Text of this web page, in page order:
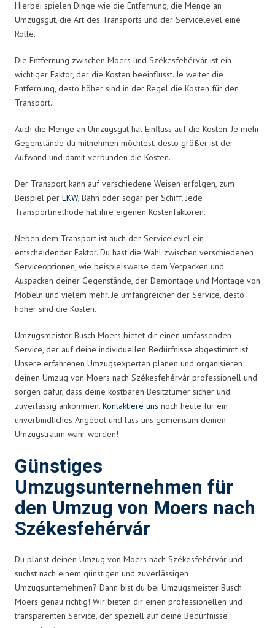
Hierbei spielen Dinge wie die Entfernung, die Menge an
Umzugsgut, die Art des Transports und der Servicelevel eine
Rolle.
Die Entfernung zwischen Moers und Székesfehérvár ist ein
wichtiger Faktor, der die Kosten beeinflusst. Je weiter die
Entfernung, desto höher sind in der Regel die Kosten für den
Transport.
Auch die Menge an Umzugsgut hat Einfluss auf die Kosten. Je mehr
Gegenstände du mitnehmen möchtest, desto größer ist der
Aufwand und damit verbunden die Kosten.
Der Transport kann auf verschiedene Weisen erfolgen, zum
Beispiel per LKW, Bahn oder sogar per Schiff. Jede
Transportmethode hat ihre eigenen Kostenfaktoren.
Neben dem Transport ist auch der Servicelevel ein
entscheidender Faktor. Du hast die Wahl zwischen verschiedenen
Serviceoptionen, wie beispielsweise dem Verpacken und
Auspacken deiner Gegenstände, der Demontage und Montage von
Möbeln und vielem mehr. Je umfangreicher der Service, desto
höher sind die Kosten.
Umzugsmeister Busch Moers bietet dir einen umfassenden
Service, der auf deine individuellen Bedürfnisse abgestimmt ist.
Unsere erfahrenen Umzugsexperten planen und organisieren
deinen Umzug von Moers nach Székesfehérvár professionell und
sorgen dafür, dass deine kostbaren Besitztümer sicher und
zuverlässig ankommen. Kontaktiere uns noch heute für ein
unverbindliches Angebot und lass uns gemeinsam deinen
Umzugstraum wahr werden!
Günstiges
Umzugsunternehmen für
den Umzug von Moers nach
Székesfehérvár
Du planst deinen Umzug von Moers nach Székesfehérvár und
suchst nach einem günstigen und zuverlässigen
Umzugsunternehmen? Dann bist du bei Umzugsmeister Busch
Moers genau richtig! Wir bieten dir einen professionellen und
transparenten Service, der speziell auf deine Bedürfnisse